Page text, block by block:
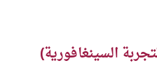
السينغافورية)